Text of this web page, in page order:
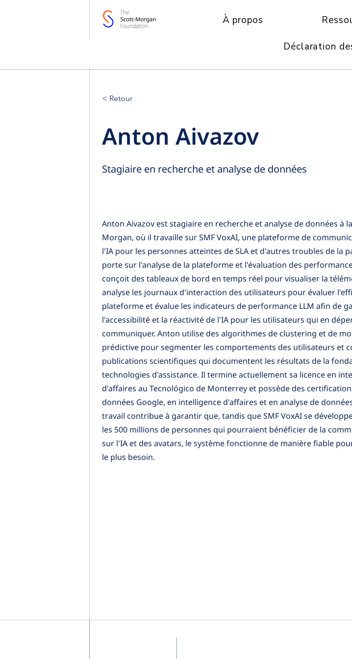
À propos
Déclaration
< Retour
Anton Aivazov
Stagiaire en recherche et analyse de données
Anton Aivazov est stagiaire en recherche et analyse de données à
Morgan, où il travaille sur SMF VoxAI, une plateforme de
l'IA pour les personnes atteintes de SLA et d'autres troubles de la
porte sur l'analyse de la plateforme et l'évaluation des
conçoit des tableaux de bord en temps réel pour visualiser la
analyse les journaux d'interaction des utilisateurs pour évaluer
plateforme et évalue les indicateurs de performance LLM afin de
l'accessibilité et la réactivité de l'IA pour les utilisateurs qui en
communiquer. Anton utilise des algorithmes de clustering et de
prédictive pour segmenter les comportements des utilisateurs et
publications scientifiques qui documentent les résultats de la
technologies d'assistance. Il termine actuellement sa licence en
d'affaires au Tecnológico de Monterrey et possède des
données Google, en intelligence d'affaires et en analyse de
travail contribue à garantir que, tandis que SMF VoxAI se
les 500 millions de personnes qui pourraient bénéficier de la
sur l'IA et des avatars, le système fonctionne de manière fiable
le plus besoin.